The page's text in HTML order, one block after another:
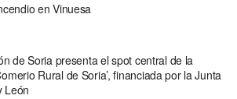
en Vinuesa
de Soria presenta el spot central de la
Rural de Soria’, financiada por la Junta
León